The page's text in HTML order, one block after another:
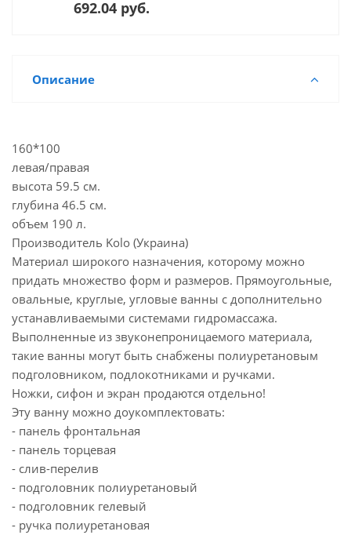
692.04 руб.
Описание
160*100
левая/правая
высота 59.5 см.
глубина 46.5 см.
объем 190 л.
Производитель Kolo (Украина)
Материал широкого назначения, которому можно
придать множество форм и размеров. Прямоугольные,
овальные, круглые, угловые ванны с дополнительно
устанавливаемыми системами гидромассажа.
Выполненные из звуконепроницаемого материала,
такие ванны могут быть снабжены полиуретановым
подголовником, подлокотниками и ручками.
Ножки, сифон и экран продаются отдельно!
Эту ванну можно доукомплектовать:
- панель фронтальная
- панель торцевая
- слив-перелив
- подголовник полиуретановый
- подголовник гелевый
- ручка полиуретановая